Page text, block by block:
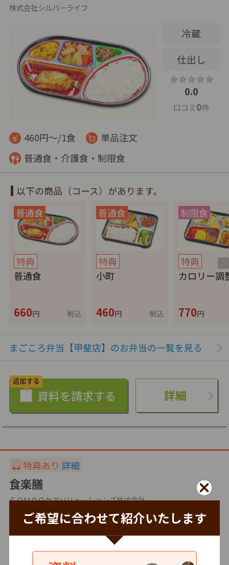
ご希望に合わせて紹介いたします
株式会社シルバーライフ
冷蔵
仕出し
0.0
口コミ0件
460円～/1食
単品注文
普通食・介護食・制限食
以下の商品（コース）があります。
特典
普通食
660円 税込
特典
小町
460円 税込
特典
カロリー調
770円
まごころ弁当【甲斐店】のお弁当の一覧を見る
詳細
特典あり 詳細
食楽膳
ＳＯＭＰＯケアソリューションズ株式会社
冷凍
4.0